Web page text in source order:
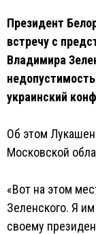
Президент
встречу с
Владимира
украинский
Об этом
Московской
«Вот на этом
Зеленского. Я
своему